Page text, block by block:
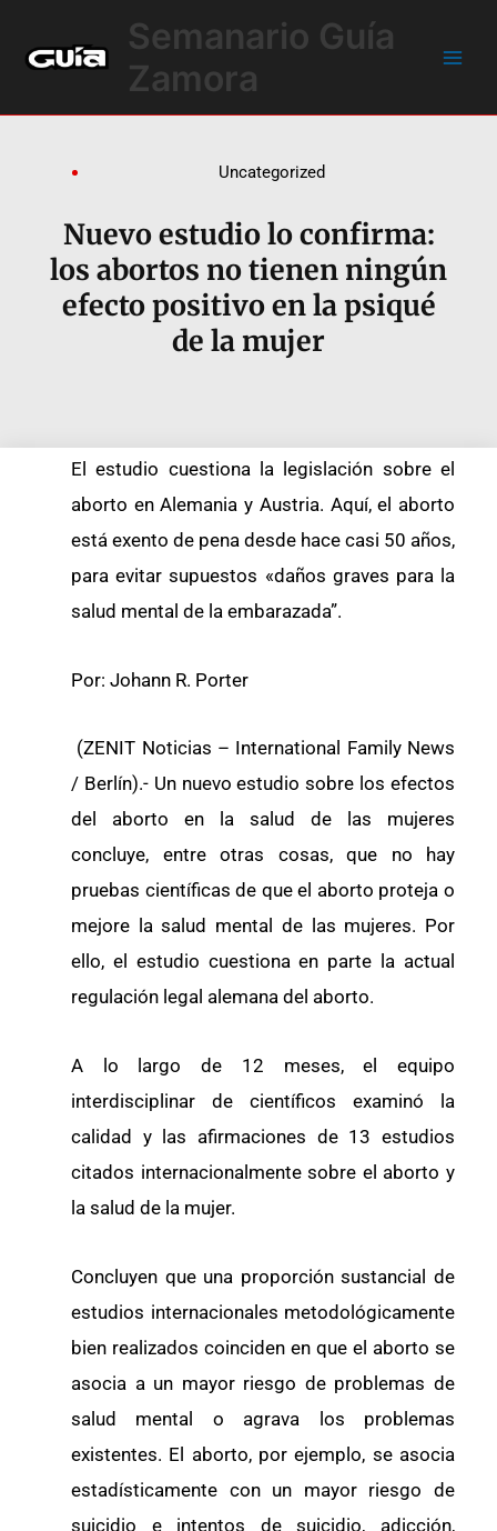
contenido
Semanario Guía
Zamora
Uncategorized
Nuevo estudio lo confirma:
los abortos no tienen ningún
efecto positivo en la psiqué
de la mujer
El estudio cuestiona la legislación sobre el
aborto en Alemania y Austria. Aquí, el aborto
está exento de pena desde hace casi 50 años,
para evitar supuestos «daños graves para la
salud mental de la embarazada”.
Por: Johann R. Porter
(ZENIT Noticias – International Family News
/ Berlín).- Un nuevo estudio sobre los efectos
del aborto en la salud de las mujeres
concluye, entre otras cosas, que no hay
pruebas científicas de que el aborto proteja o
mejore la salud mental de las mujeres. Por
ello, el estudio cuestiona en parte la actual
regulación legal alemana del aborto.
A lo largo de 12 meses, el equipo
interdisciplinar de científicos examinó la
calidad y las afirmaciones de 13 estudios
citados internacionalmente sobre el aborto y
la salud de la mujer.
Concluyen que una proporción sustancial de
estudios internacionales metodológicamente
bien realizados coinciden en que el aborto se
asocia a un mayor riesgo de problemas de
salud mental o agrava los problemas
existentes. El aborto, por ejemplo, se asocia
estadísticamente con un mayor riesgo de
suicidio e intentos de suicidio, adicción,